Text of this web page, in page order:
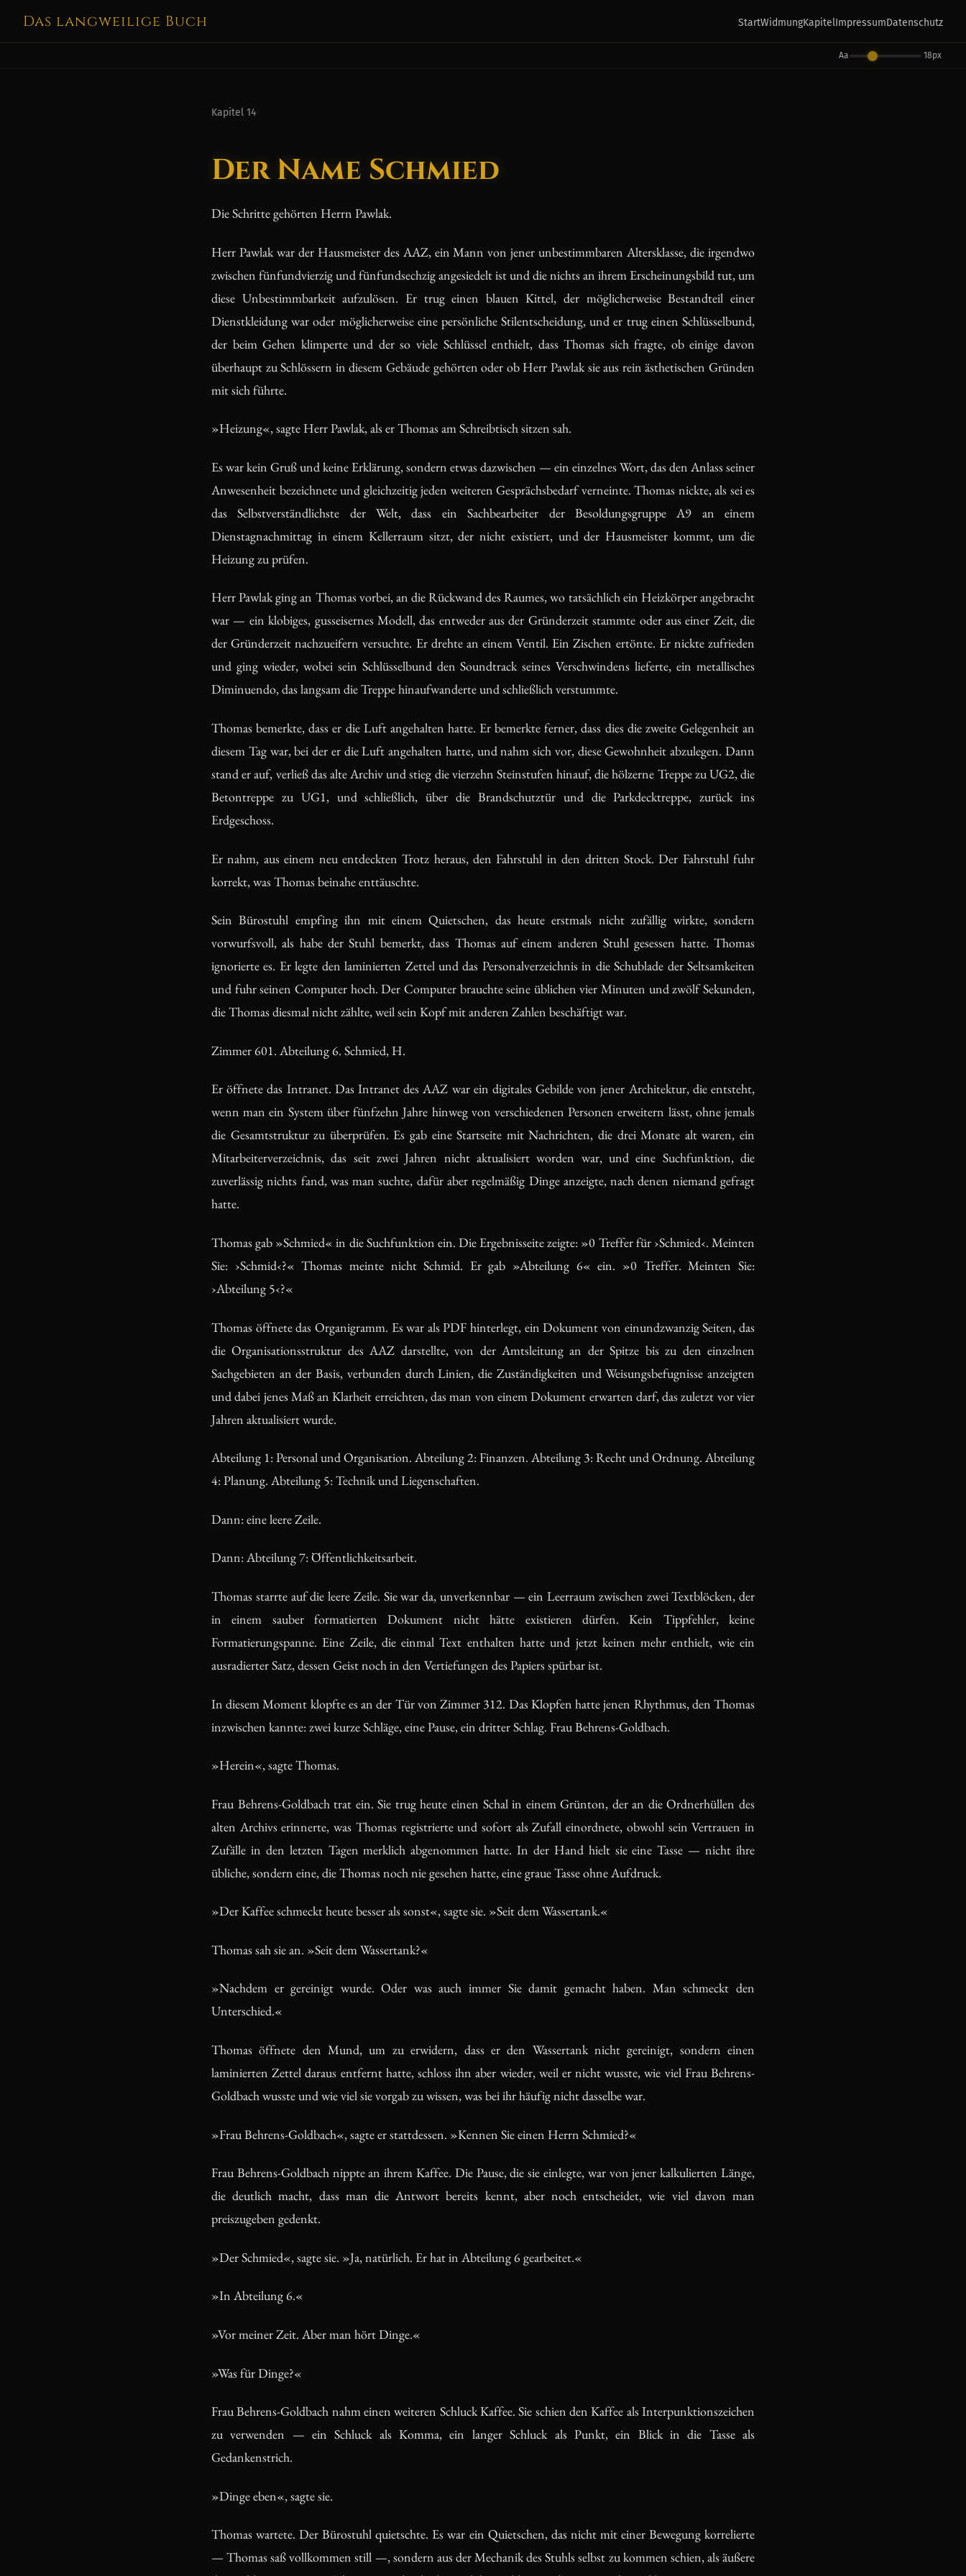
Das langweilige Buch StartWidmungKapitelImpressumDatenschutz
Aa 18px
Kapitel 14
Der Name Schmied
Die Schritte gehörten Herrn Pawlak.
Herr Pawlak war der Hausmeister des AAZ, ein Mann von jener unbestimmbaren Altersklasse, die irgendwo
zwischen fünfundvierzig und fünfundsechzig angesiedelt ist und die nichts an ihrem Erscheinungsbild tut, um
diese Unbestimmbarkeit aufzulösen. Er trug einen blauen Kittel, der möglicherweise Bestandteil einer
Dienstkleidung war oder möglicherweise eine persönliche Stilentscheidung, und er trug einen Schlüsselbund,
der beim Gehen klimperte und der so viele Schlüssel enthielt, dass Thomas sich fragte, ob einige davon
überhaupt zu Schlössern in diesem Gebäude gehörten oder ob Herr Pawlak sie aus rein ästhetischen Gründen
mit sich führte.
»Heizung«, sagte Herr Pawlak, als er Thomas am Schreibtisch sitzen sah.
Es war kein Gruß und keine Erklärung, sondern etwas dazwischen — ein einzelnes Wort, das den Anlass seiner
Anwesenheit bezeichnete und gleichzeitig jeden weiteren Gesprächsbedarf verneinte. Thomas nickte, als sei es
das Selbstverständlichste der Welt, dass ein Sachbearbeiter der Besoldungsgruppe A9 an einem
Dienstagnachmittag in einem Kellerraum sitzt, der nicht existiert, und der Hausmeister kommt, um die
Heizung zu prüfen.
Herr Pawlak ging an Thomas vorbei, an die Rückwand des Raumes, wo tatsächlich ein Heizkörper angebracht
war — ein klobiges, gusseisernes Modell, das entweder aus der Gründerzeit stammte oder aus einer Zeit, die
der Gründerzeit nachzueifern versuchte. Er drehte an einem Ventil. Ein Zischen ertönte. Er nickte zufrieden
und ging wieder, wobei sein Schlüsselbund den Soundtrack seines Verschwindens lieferte, ein metallisches
Diminuendo, das langsam die Treppe hinaufwanderte und schließlich verstummte.
Thomas bemerkte, dass er die Luft angehalten hatte. Er bemerkte ferner, dass dies die zweite Gelegenheit an
diesem Tag war, bei der er die Luft angehalten hatte, und nahm sich vor, diese Gewohnheit abzulegen. Dann
stand er auf, verließ das alte Archiv und stieg die vierzehn Steinstufen hinauf, die hölzerne Treppe zu UG2, die
Betontreppe zu UG1, und schließlich, über die Brandschutztür und die Parkdecktreppe, zurück ins
Erdgeschoss.
Er nahm, aus einem neu entdeckten Trotz heraus, den Fahrstuhl in den dritten Stock. Der Fahrstuhl fuhr
korrekt, was Thomas beinahe enttäuschte.
Sein Bürostuhl empfing ihn mit einem Quietschen, das heute erstmals nicht zufällig wirkte, sondern
vorwurfsvoll, als habe der Stuhl bemerkt, dass Thomas auf einem anderen Stuhl gesessen hatte. Thomas
ignorierte es. Er legte den laminierten Zettel und das Personalverzeichnis in die Schublade der Seltsamkeiten
und fuhr seinen Computer hoch. Der Computer brauchte seine üblichen vier Minuten und zwölf Sekunden,
die Thomas diesmal nicht zählte, weil sein Kopf mit anderen Zahlen beschäftigt war.
Zimmer 601. Abteilung 6. Schmied, H.
Er öffnete das Intranet. Das Intranet des AAZ war ein digitales Gebilde von jener Architektur, die entsteht,
wenn man ein System über fünfzehn Jahre hinweg von verschiedenen Personen erweitern lässt, ohne jemals
die Gesamtstruktur zu überprüfen. Es gab eine Startseite mit Nachrichten, die drei Monate alt waren, ein
Mitarbeiterverzeichnis, das seit zwei Jahren nicht aktualisiert worden war, und eine Suchfunktion, die
zuverlässig nichts fand, was man suchte, dafür aber regelmäßig Dinge anzeigte, nach denen niemand gefragt
hatte.
Thomas gab »Schmied« in die Suchfunktion ein. Die Ergebnisseite zeigte: »0 Treffer für ›Schmied‹. Meinten
Sie: ›Schmid‹?« Thomas meinte nicht Schmid. Er gab »Abteilung 6« ein. »0 Treffer. Meinten Sie:
›Abteilung 5‹?«
Thomas öffnete das Organigramm. Es war als PDF hinterlegt, ein Dokument von einundzwanzig Seiten, das
die Organisationsstruktur des AAZ darstellte, von der Amtsleitung an der Spitze bis zu den einzelnen
Sachgebieten an der Basis, verbunden durch Linien, die Zuständigkeiten und Weisungsbefugnisse anzeigten
und dabei jenes Maß an Klarheit erreichten, das man von einem Dokument erwarten darf, das zuletzt vor vier
Jahren aktualisiert wurde.
Abteilung 1: Personal und Organisation. Abteilung 2: Finanzen. Abteilung 3: Recht und Ordnung. Abteilung
4: Planung. Abteilung 5: Technik und Liegenschaften.
Dann: eine leere Zeile.
Dann: Abteilung 7: Öffentlichkeitsarbeit.
Thomas starrte auf die leere Zeile. Sie war da, unverkennbar — ein Leerraum zwischen zwei Textblöcken, der
in einem sauber formatierten Dokument nicht hätte existieren dürfen. Kein Tippfehler, keine
Formatierungspanne. Eine Zeile, die einmal Text enthalten hatte und jetzt keinen mehr enthielt, wie ein
ausradierter Satz, dessen Geist noch in den Vertiefungen des Papiers spürbar ist.
In diesem Moment klopfte es an der Tür von Zimmer 312. Das Klopfen hatte jenen Rhythmus, den Thomas
inzwischen kannte: zwei kurze Schläge, eine Pause, ein dritter Schlag. Frau Behrens-Goldbach.
»Herein«, sagte Thomas.
Frau Behrens-Goldbach trat ein. Sie trug heute einen Schal in einem Grünton, der an die Ordnerhüllen des
alten Archivs erinnerte, was Thomas registrierte und sofort als Zufall einordnete, obwohl sein Vertrauen in
Zufälle in den letzten Tagen merklich abgenommen hatte. In der Hand hielt sie eine Tasse — nicht ihre
übliche, sondern eine, die Thomas noch nie gesehen hatte, eine graue Tasse ohne Aufdruck.
»Der Kaffee schmeckt heute besser als sonst«, sagte sie. »Seit dem Wassertank.«
Thomas sah sie an. »Seit dem Wassertank?«
»Nachdem er gereinigt wurde. Oder was auch immer Sie damit gemacht haben. Man schmeckt den
Unterschied.«
Thomas öffnete den Mund, um zu erwidern, dass er den Wassertank nicht gereinigt, sondern einen
laminierten Zettel daraus entfernt hatte, schloss ihn aber wieder, weil er nicht wusste, wie viel Frau Behrens-
Goldbach wusste und wie viel sie vorgab zu wissen, was bei ihr häufig nicht dasselbe war.
»Frau Behrens-Goldbach«, sagte er stattdessen. »Kennen Sie einen Herrn Schmied?«
Frau Behrens-Goldbach nippte an ihrem Kaffee. Die Pause, die sie einlegte, war von jener kalkulierten Länge,
die deutlich macht, dass man die Antwort bereits kennt, aber noch entscheidet, wie viel davon man
preiszugeben gedenkt.
»Der Schmied«, sagte sie. »Ja, natürlich. Er hat in Abteilung 6 gearbeitet.«
»In Abteilung 6.«
»Vor meiner Zeit. Aber man hört Dinge.«
»Was für Dinge?«
Frau Behrens-Goldbach nahm einen weiteren Schluck Kaffee. Sie schien den Kaffee als Interpunktionszeichen
zu verwenden — ein Schluck als Komma, ein langer Schluck als Punkt, ein Blick in die Tasse als
Gedankenstrich.
»Dinge eben«, sagte sie.
Thomas wartete. Der Bürostuhl quietschte. Es war ein Quietschen, das nicht mit einer Bewegung korrelierte
— Thomas saß vollkommen still —, sondern aus der Mechanik des Stuhls selbst zu kommen schien, als äußere